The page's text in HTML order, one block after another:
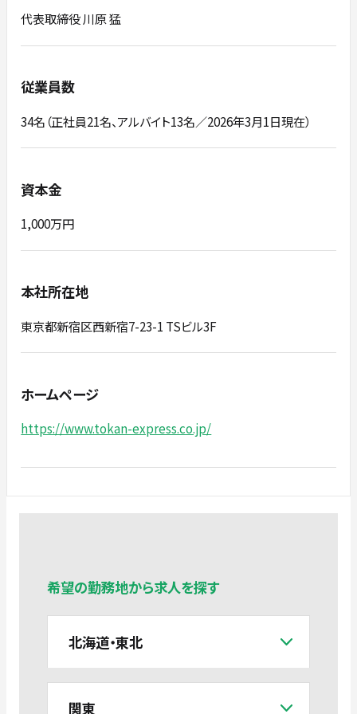
代表取締役 川原 猛
従業員数
34名（正社員21名、アルバイト13名／2026年3月1日現在）
資本金
1,000万円
本社所在地
東京都新宿区西新宿7-23-1 TSビル3F
ホームページ
https://www.tokan-express.co.jp/
希望の勤務地から求人を探す
北海道・東北
関東